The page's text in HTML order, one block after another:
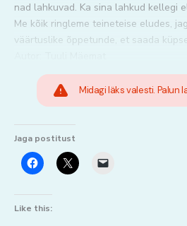
nad lahkuvad. Ka sina lahkud kellegi
Me kõik ringleme teineteise eludes,
väärtuslike õppetunde, et saada
Midagi läks valesti. Palun
Jaga postitust
Like this: